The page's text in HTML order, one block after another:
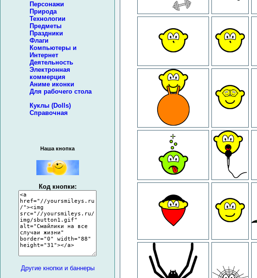
Персонажи
Природа
Технологии
Предметы
Праздники
Флаги
Компьютеры и
Интернет
Деятельность
Электронная
коммерция
Аниме иконки
Для рабочего стола
Куклы (Dolls)
Справочная
Наша кнопка
Код кнопки:
Другие кнопки и баннеры